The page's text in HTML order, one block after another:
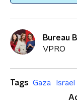
Bureau
VPRO
Tags Gaza Israel